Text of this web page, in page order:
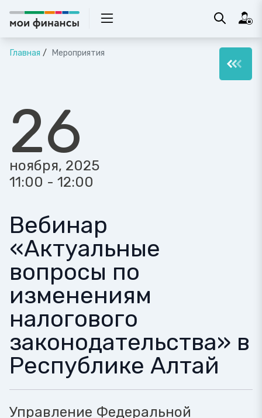
Главная Мероприятия
26
ноября, 2025
11:00 - 12:00
Вебинар
«Актуальные
вопросы по
изменениям
налогового
законодательства» в
Республике Алтай
Управление Федеральной